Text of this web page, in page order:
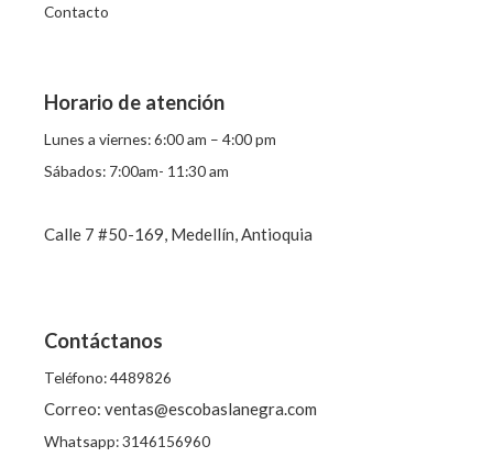
Contacto
Horario de atención
Lunes a viernes: 6:00 am – 4:00 pm
Sábados: 7:00am- 11:30 am
Calle 7 #50-169, Medellín, Antioquia
Contáctanos
Teléfono: 4489826
Correo: ventas@escobaslanegra.com
Whatsapp: 3146156960